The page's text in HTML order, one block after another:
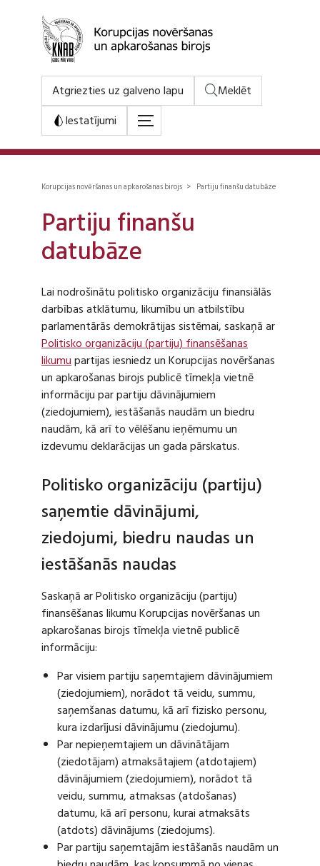
Atgriezties uz galveno lapu
Meklēt
Iestatījumi
Korupcijas novēršanas un apkarošanas birojs > Partiju finanšu datubāze
Partiju finanšu
datubāze
Lai nodrošinātu politisko organizāciju finansiālās
darbības atklātumu, likumību un atbilstību
parlamentārās demokrātijas sistēmai, saskaņā ar
Politisko organizāciju (partiju) finansēšanas
likumupartijas iesniedz un Korupcijas novēršanas
un apkarošanas birojs publicē tīmekļa vietnē
informāciju par partiju dāvinājumiem
(ziedojumiem), iestāšanās naudām un biedru
naudām, kā arī to vēlēšanu ieņēmumu un
izdevumu deklarācijas un gada pārskatus.
Politisko organizāciju (partiju)
saņemtie dāvinājumi,
ziedojumi, biedru naudas un
iestāšanās naudas
Saskaņā ar Politisko organizāciju (partiju)
finansēšanas likumu Korupcijas novēršanas un
apkarošanas birojs tīmekļa vietnē publicē
informāciju:
Par visiem partiju saņemtajiem dāvinājumiem
(ziedojumiem), norādot tā veidu, summu,
saņemšanas datumu, kā arī fizisko personu,
kura izdarījusi dāvinājumu (ziedojumu).
Par nepieņemtajiem un dāvinātājam
(ziedotājam) atmaksātajiem (atdotajiem)
dāvinājumiem (ziedojumiem), norādot tā
veidu, summu, atmaksas (atdošanas)
datumu, kā arī personu, kurai atmaksāts
(atdots) dāvinājums (ziedojums).
Par partiju saņemtajām iestāšanās naudām un